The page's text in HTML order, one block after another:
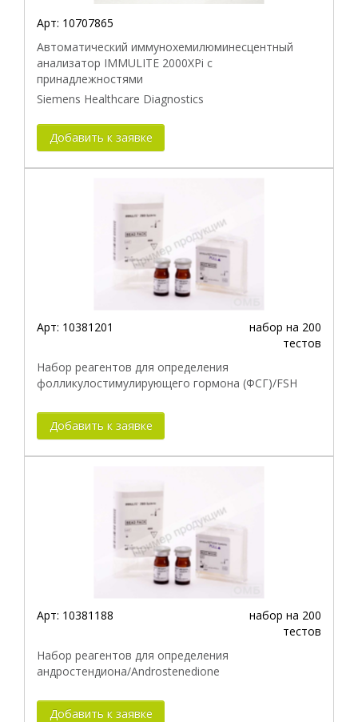
Арт: 10707865
Автоматический иммунохемилюминесцентный
анализатор IMMULITE 2000XPi с
принадлежностями
Siemens Healthcare Diagnostics
Добавить к заявке
Арт: 10381201
набор на 200
тестов
Набор реагентов для определения
фолликулостимулирующего гормона (ФСГ)/FSH
Добавить к заявке
Арт: 10381188
набор на 200
тестов
Набор реагентов для определения
андростендиона/Androstenedione
Добавить к заявке